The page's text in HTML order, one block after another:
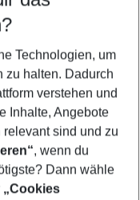
Technologien, um
zu halten. Dadurch
verstehen und
Inhalte, Angebote
sind und zu
, wenn du
Dann wähle
„Cookies